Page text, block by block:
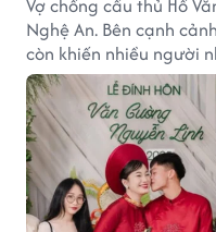
Vợ chồng cầu thủ Hồ
Nghệ An. Bên cạnh
còn khiến nhiều người
rất đỗi bình dị, góp
của xứ Nghệ.